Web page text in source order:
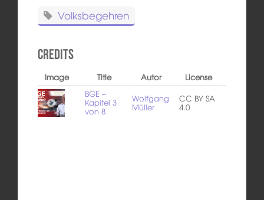
Volksbegehren
Credits
Image Title Autor
License
BGE –
Kapitel 3
von 8
Wolfgang
Müller
CC BY SA
4.0